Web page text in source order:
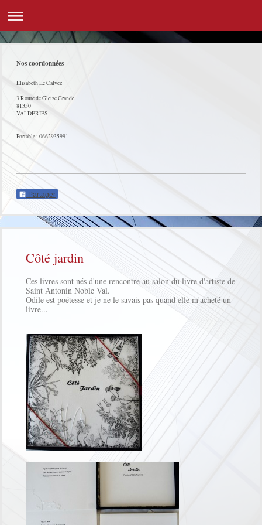
Nos coordonnées
Elisabeth Le Calvez
3 Route de Gleize Grande
81350
VALDERIES
Portable : 0662935991
Partager
Côté jardin
Ces livres sont nés d'une rencontre au salon du livre d'artiste de
Saint Antonin Noble Val.
Odile est poétesse et je ne le savais pas quand elle m'acheté un
livre...